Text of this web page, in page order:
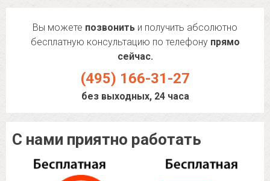
Вы можете позвонить и получить абсолютно
бесплатную консультацию по телефону прямо
сейчас.
(495) 166-31-27
без выходных, 24 часа
С нами приятно работать